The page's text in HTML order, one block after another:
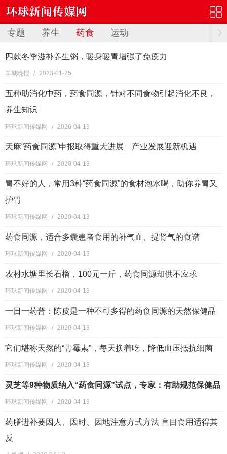
专题 养生 药食 运动
四款冬季滋补养生粥，暖身暖胃增强了免疫力
羊城晚报 / 2023-01-25
五种助消化中药，药食同源，针对不同食物引起消化不良，
养生知识
环球新闻传媒网 / 2020-04-13
天麻“药食同源”申报取得重大进展 产业发展迎新机遇
环球新闻传媒网 / 2020-04-13
胃不好的人，常用3种“药食同源”的食材泡水喝，助你养胃又
护胃
环球新闻传媒网 / 2020-04-13
药食同源，适合多囊患者食用的补气血、提肾气的食谱
环球新闻传媒网 / 2020-04-13
农村水塘里长石榴，100元一斤，药食同源却供不应求
环球新闻传媒网 / 2020-04-13
一日一药普：陈皮是一种不可多得的药食同源的天然保健品
环球新闻传媒网 / 2020-04-13
它们堪称天然的“青霉素”，每天换着吃，降低血压抵抗细菌
环球新闻传媒网 / 2020-04-13
灵芝等9种物质纳入“药食同源”试点，专家：有助规范保健品
环球新闻传媒网 / 2020-04-13
药膳进补要因人、因时、因地注意方式方法 盲目食用适得其
反